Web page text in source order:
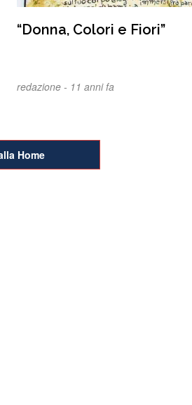
“Donna, Colori e Fiori”
redazione - 11 anni fa
Home